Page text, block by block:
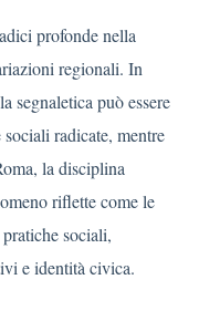
profonde nella
regionali. In
segnaletica può essere
radicate, mentre
la disciplina
riflette come le
sociali,
e identità civica.